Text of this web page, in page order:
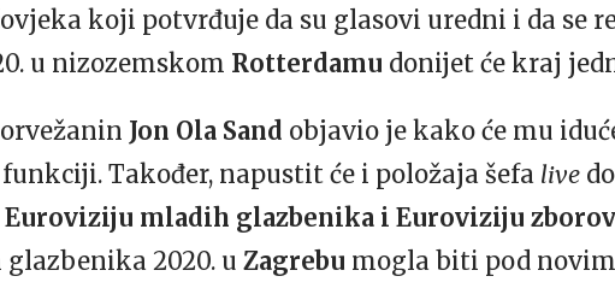
koji potvrđuje da su glasovi uredni i da se
u nizozemskom Rotterdamu donijet će kraj
Jon Ola Sand objavio je kako će mu
Također, napustit će i položaja šefa live
Euroviziju mladih glazbenika i Euroviziju
2020. u Zagrebu mogla biti pod novim